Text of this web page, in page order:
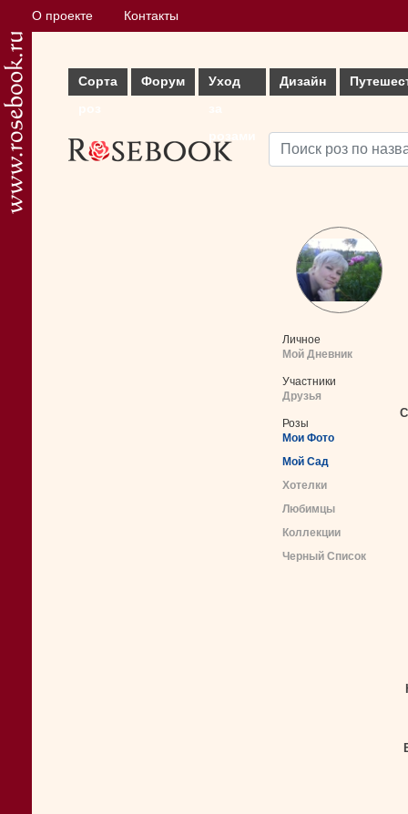
О проекте Контакты
Сорта
Форум
Уход
Дизайн
Личное
Мой Дневник
Участники
Друзья
Розы
Мои Фото
Мой Сад
Хотелки
Любимцы
Коллекции
Черный Список